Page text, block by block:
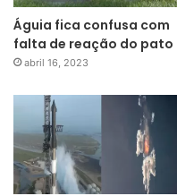
Águia fica confusa com
falta de reação do pato
abril 16, 2023